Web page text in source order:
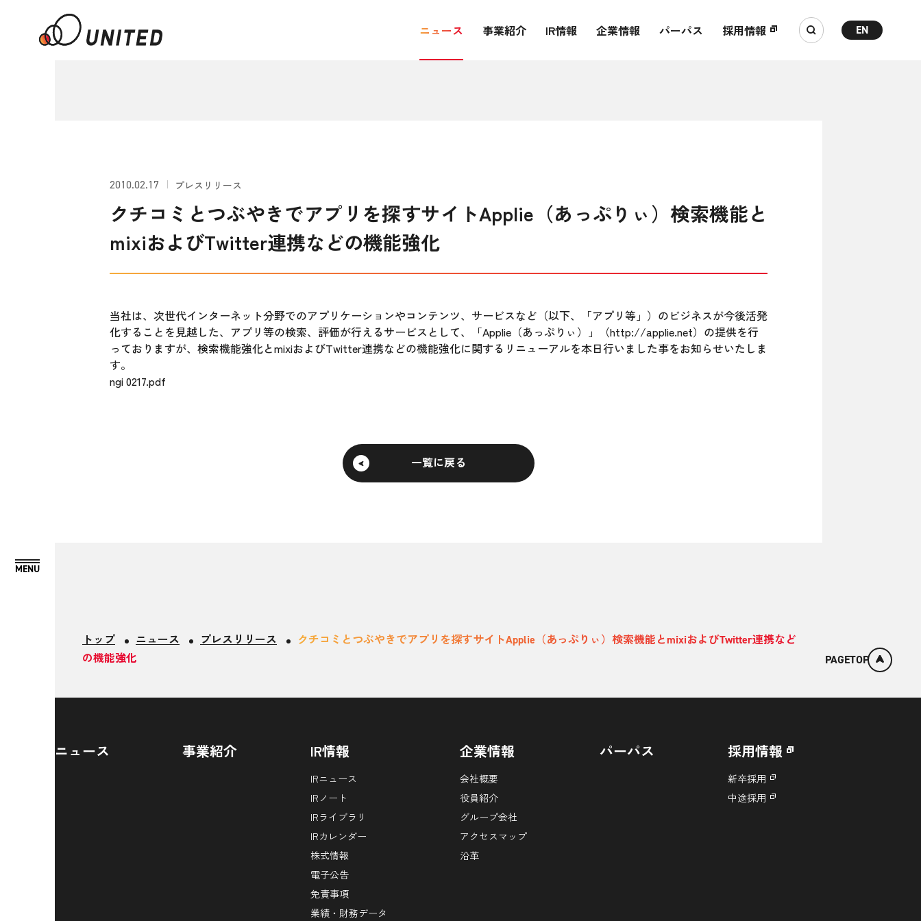
ニュース 事業紹介 IR情報 企業情報 パーパス 採用情報 EN
2010.02.17 プレスリリース
クチコミとつぶやきでアプリを探すサイトApplie（あっぷりぃ）検索機能と
mixiおよびTwitter連携などの機能強化
当社は、次世代インターネット分野でのアプリケーションやコンテンツ、サービスなど（以下、「アプリ等」）のビジネスが今後活発
化することを見越した、アプリ等の検索、評価が行えるサービスとして、「Applie（あっぷりぃ）」（http://applie.net）の提供を行
っておりますが、検索機能強化とmixiおよびTwitter連携などの機能強化に関するリニューアルを本日行いました事をお知らせいたしま
す。
ngi 0217.pdf
一覧に戻る
トップ ニュース プレスリリース
クチコミとつぶやきでアプリを探すサイトApplie（あっぷりぃ）検索機能とmixiおよびTwitter連携など
の機能強化
PAGETOP
ニュース 事業紹介 IR情報
IRニュース
IRノート
IRライブラリ
IRカレンダー
株式情報
電子公告
免責事項
業績・財務データ
企業情報
会社概要
役員紹介
グループ会社
アクセスマップ
沿革
パーパス 採用情報
新卒採用
中途採用